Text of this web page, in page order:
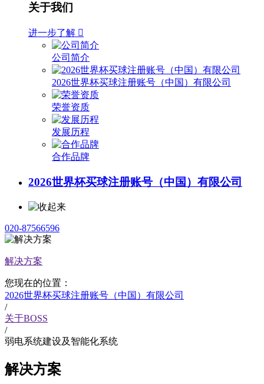
关于我们
进一步了解 
公司简介
2026世界杯买球注册账号（中国）有限公司
荣誉资质
发展历程
合作品牌
2026世界杯买球注册账号（中国）有限公司
020-87566596
解决方案
您现在的位置：
2026世界杯买球注册账号（中国）有限公司
/
关于BOSS
/
弱电系统建设及智能化系统
解决方案